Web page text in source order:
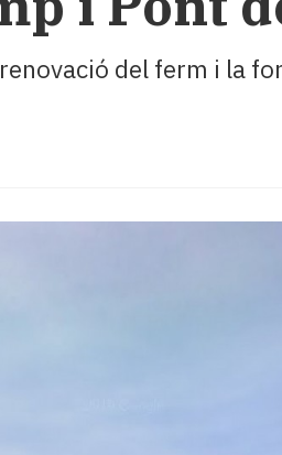
del ferm i la